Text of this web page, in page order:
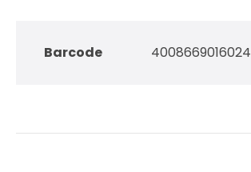
Barcode 4008669016024